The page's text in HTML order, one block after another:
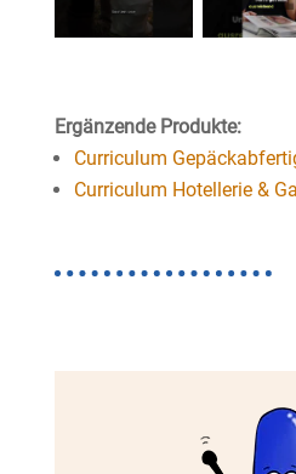
Ergänzende Produkte:
Curriculum
Curriculum Hotellerie &